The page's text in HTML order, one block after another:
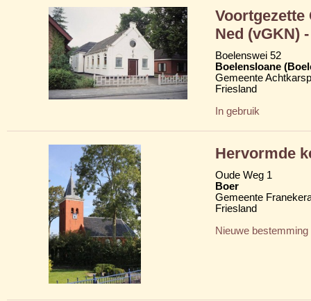
Ned (vGKN)
Boelenswei 52
Boelensloane
Gemeente
Friesland
In gebruik
Hervormde
Oude Weg 1
Boer
Gemeente
Friesland
Nieuwe bestemming